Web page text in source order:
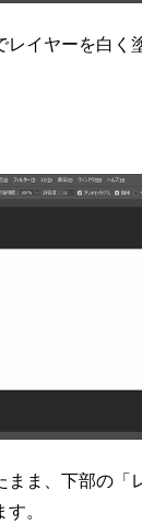
レイヤーを白く
まま、下部の「
。